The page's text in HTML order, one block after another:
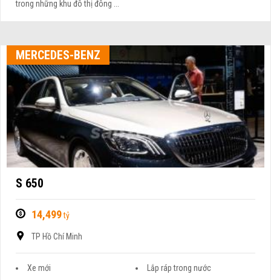
trong những khu đô thị đông ...
MERCEDES-BENZ
S 650
14,499tỷ
TP Hồ Chí Minh
Xe mới
Lắp ráp trong nước